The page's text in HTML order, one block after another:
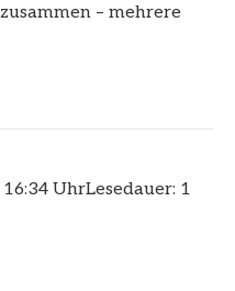
– mehrere
UhrLesedauer: 1